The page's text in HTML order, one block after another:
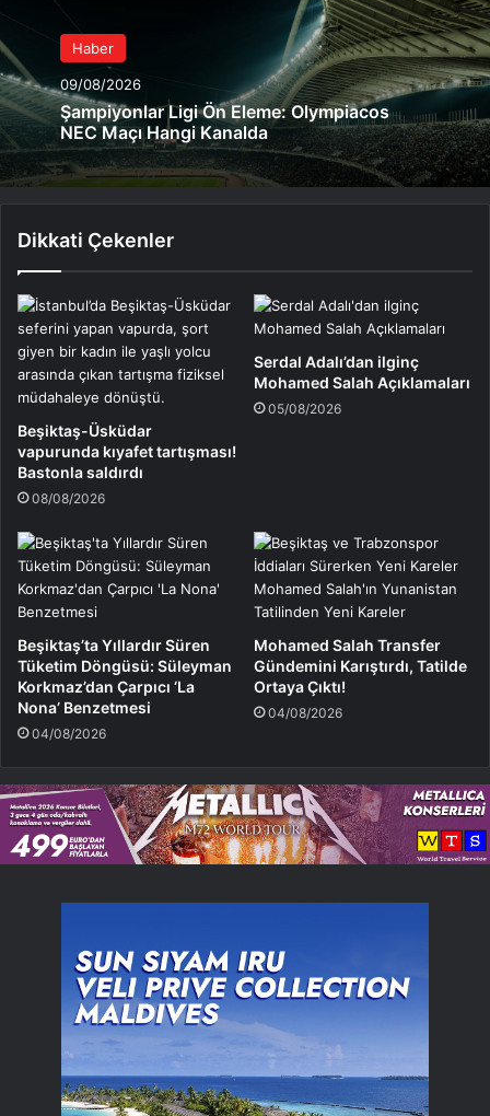
Haber
09/08/2026
Şampiyonlar Ligi Ön Eleme: Olympiacos
NEC Maçı Hangi Kanalda
Dikkati Çekenler
Beşiktaş-Üsküdar
vapurunda kıyafet tartışması!
Bastonla saldırdı
08/08/2026
Serdal Adalı’dan ilginç
Mohamed Salah Açıklamaları
05/08/2026
Beşiktaş’ta Yıllardır Süren
Tüketim Döngüsü: Süleyman
Korkmaz’dan Çarpıcı ‘La
Nona’ Benzetmesi
04/08/2026
Mohamed Salah Transfer
Gündemini Karıştırdı, Tatilde
Ortaya Çıktı!
04/08/2026